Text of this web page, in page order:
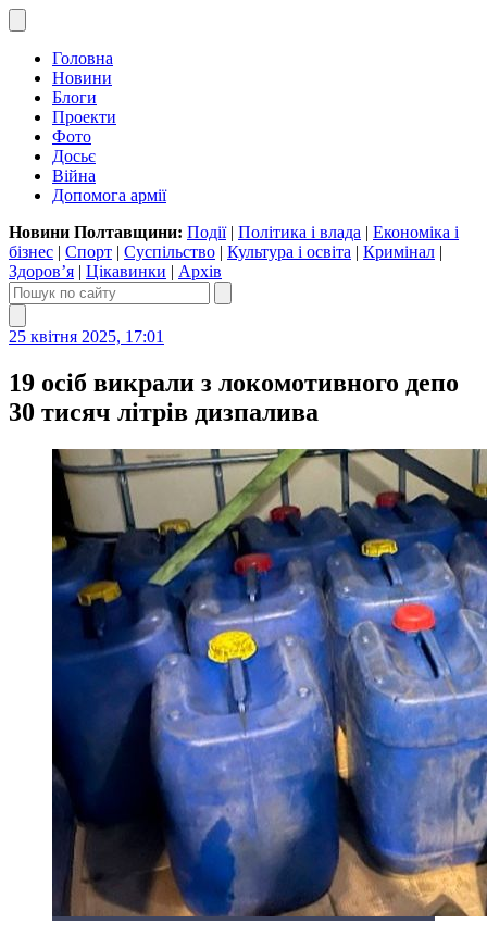
Головна
Новини
Блоги
Проекти
Фото
Досьє
Війна
Допомога армії
Новини Полтавщини: Події| Політика і влада | Економіка і
бізнес | Спорт | Суспільство | Культура і освіта | Кримінал |
Здоров’я | Цікавинки | Архів
25 квітня 2025, 17:01
19 осіб викрали з локомотивного депо
30 тисяч літрів дизпалива